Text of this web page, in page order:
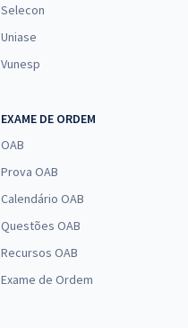
Selecon
Uniase
Vunesp
EXAME DE ORDEM
OAB
Prova OAB
Calendário OAB
Questões OAB
Recursos OAB
Exame de Ordem